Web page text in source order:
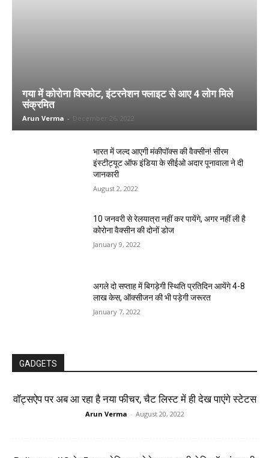
गया में कोरोना विस्फोट, इंटरनेशन फ्लाइट से आए 4 लोग मिले
संक्रमित
Arun Verma - December 26, 2022
भारत में जल्द आएगी मंकीपॉक्स की वैक्सीन! सीरम
इंस्टीट्यूट ऑफ इंडिया के सीईओ अदार पूनावाला ने दी
जानकारी
August 2, 2022
10 जनवरी से रेलयात्रा नहीं कर पायेंगे, अगर नहीं ली है
कोरोना वैक्सीन की दोनों डोज
January 9, 2022
अगले दो सप्ताह में बिगड़ेगी स्थिति प्रतिदिन आयेंगे 4-8
लाख केस, ऑक्सीजन की भी पड़ेगी जरूरत
January 7, 2022
GADGETS
वॉट्सऐप पर अब आ रहा है नया फीचर, चैट लिस्ट में ही देख पाएंगे स्टेटस
Arun Verma - August 20, 2022